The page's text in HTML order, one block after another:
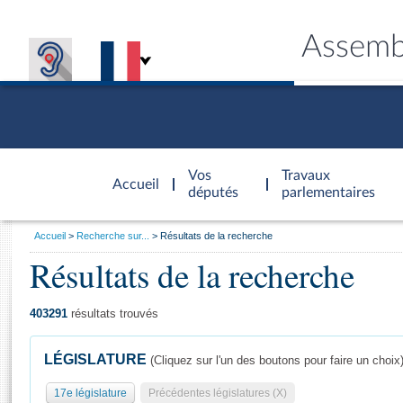
Accueil
d'accueil
Vos
députés
Travaux
parlementaires
Général
Vous
Accueil Recherche sur... Résultats de la recherche
Résultats de la recherche
403291 résultats trouvés
LÉGISLATURE (Cliquez sur l'un des boutons pour faire un choix)
17e législature Précédentes législatures (X)